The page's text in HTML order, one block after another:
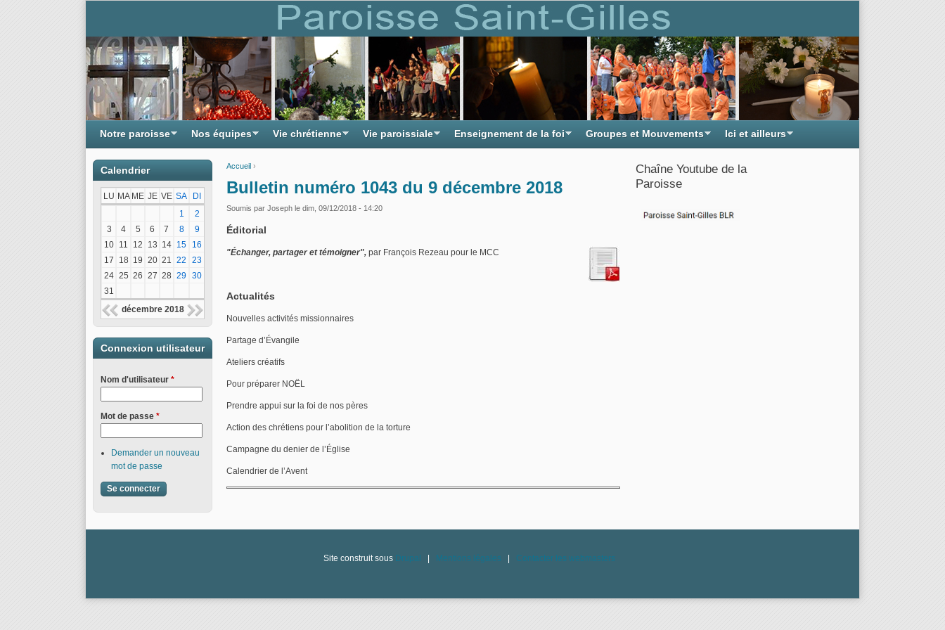
Accueil ›
Bulletin numéro 1043 du 9 décembre 2018
Soumis par Joseph le dim, 09/12/2018 - 14:20
Éditorial
"Échanger, partager et témoigner", par François Rezeau pour le MCC
Actualités
Nouvelles activités missionnaires
Partage d’Évangile
Ateliers créatifs
Pour préparer NOËL
Prendre appui sur la foi de nos pères
Action des chrétiens pour l’abolition de la torture
Campagne du denier de l’Église
Calendrier de l’Avent
Notre paroisse Nos équipes Vie chrétienne Vie paroissiale Enseignement de la foi Groupes et Mouvements Ici et ailleurs
Calendrier
LU MA ME JE VE SA
DI
1
2
3
4 5 6 7 8
9
10 11 12 13 14 15
16
17
18 19 20 21 22
23
24 25 26 27 28 29 30
31
décembre 2018
Connexion utilisateur
Nom d'utilisateur *
Mot de passe *
Demander un nouveau
mot de passe
Chaîne Youtube de la
Paroisse
Site construit sous Drupal Mentions légales Contacter les webmasters